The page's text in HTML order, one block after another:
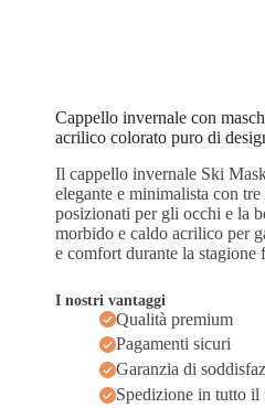
Cappello invernale con
acrilico colorato puro di
Il cappello invernale Ski
elegante e minimalista con
posizionati per gli occhi e la
morbido e caldo acrilico per
e comfort durante la stagione
I nostri vantaggi
Qualità premium
Pagamenti sicuri
Garanzia di
Spedizione in tutto il